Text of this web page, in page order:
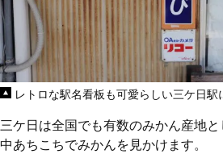
レトロな駅名看板も可愛らしい三ケ日駅
三ケ日は全国でも有数のみかん産地
中あちこちでみかんを見かけます。